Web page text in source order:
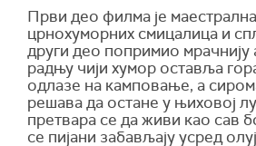
Први део филма је
црнохуморних смицалица и
други део попримио мрачнију
радњу чији хумор оставља
одлазе на камповање, а
решава да остане у њиховој
претвара се да живи као сав
се пијани забављају усред